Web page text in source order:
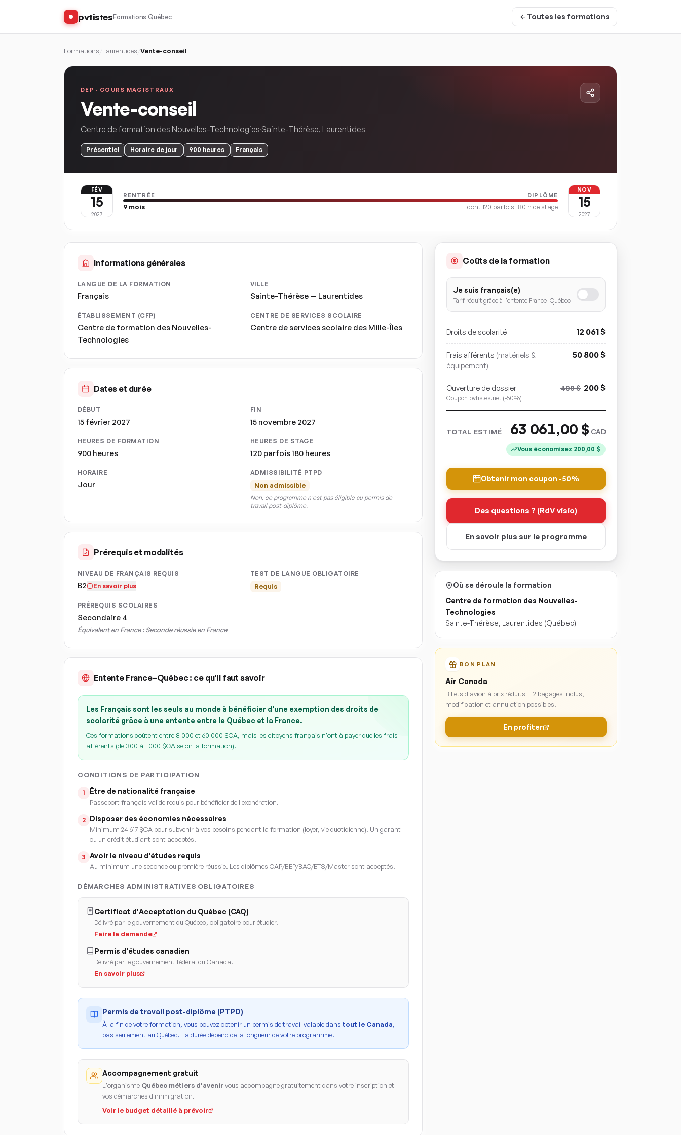
pvtistesFormations Québec Toutes les formations
Formations Laurentides Vente-conseil
DEP · COURS MAGISTRAUX
Vente-conseil
Centre de formation des Nouvelles-Technologies Sainte-Thérèse, Laurentides
Présentiel Horaire de jour 900 heures Français
FÉV
15
2027
RENTRÉE DIPLÔME
9 mois dont 120 parfois 180 h de stage
NOV
15
2027
Informations générales
LANGUE DE LA FORMATION
Français
VILLE
Sainte-Thérèse — Laurentides
ÉTABLISSEMENT (CFP)
Centre de formation des Nouvelles-
Technologies
CENTRE DE SERVICES SCOLAIRE
Centre de services scolaire des Mille-Îles
Dates et durée
DÉBUT
15 février 2027
FIN
15 novembre 2027
HEURES DE FORMATION
900 heures
HEURES DE STAGE
120 parfois 180 heures
HORAIRE
Jour
ADMISSIBILITÉ PTPD
Non admissible
Non, ce programme n'est pas éligible au permis de
travail post-diplôme.
Prérequis et modalités
NIVEAU DE FRANÇAIS REQUIS
B2 En savoir plus
TEST DE LANGUE OBLIGATOIRE
Requis
PRÉREQUIS SCOLAIRES
Secondaire 4
Équivalent en France :Seconde réussie en France
Entente France–Québec : ce qu'il faut savoir
Les Français sont les seuls au monde à bénéficier d'une exemption des droits de
scolarité grâce à une entente entre le Québec et la France.
Ces formations coûtent entre 8 000 et 60 000 $CA, mais les citoyens français n'ont à payer que les frais
afférents (de 300 à 1 000 $CA selon la formation).
CONDITIONS DE PARTICIPATION
1 Être de nationalité française
Passeport français valide requis pour bénéficier de l'exonération.
2 Disposer des économies nécessaires
Minimum 24 617 $CA pour subvenir à vos besoins pendant la formation (loyer, vie quotidienne). Un garant
ou un crédit étudiant sont acceptés.
3 Avoir le niveau d'études requis
Au minimum une seconde ou première réussie. Les diplômes CAP/BEP/BAC/BTS/Master sont acceptés.
DÉMARCHES ADMINISTRATIVES OBLIGATOIRES
Certificat d'Acceptation du Québec (CAQ)
Délivré par le gouvernement du Québec, obligatoire pour étudier.
Faire la demande
Permis d'études canadien
Délivré par le gouvernement fédéral du Canada.
En savoir plus
Permis de travail post-diplôme (PTPD)
À la fin de votre formation, vous pouvez obtenir un permis de travail valable dans tout le Canada
pas seulement au Québec. La durée dépend de la longueur de votre programme.
Accompagnement gratuit
L'organisme Québec métiers d'avenirvous accompagne gratuitement dans votre inscription et
vos démarches d'immigration.
Voir le budget détaillé à prévoir
Coûts de la formation
Je suis français(e)
Tarif réduit grâce à l'entente France–Québec
Droits de scolarité 12 061$
Frais afférents (matériels &
équipement)
50 800$
Ouverture de dossier
Coupon pvtistes.net (-50%)
400$ 200$
TOTAL ESTIMÉ 63 061,00 $ CAD
Vous économisez 200,00 $
Obtenir mon coupon -50%
Des questions ? (RdV visio)
En savoir plus sur le programme
Où se déroule la formation
Centre de formation des Nouvelles-
Technologies
Sainte-Thérèse, Laurentides (Québec)
BON PLAN
Air Canada
Billets d'avion à prix réduits + 2 bagages inclus,
modification et annulation possibles.
En profiter